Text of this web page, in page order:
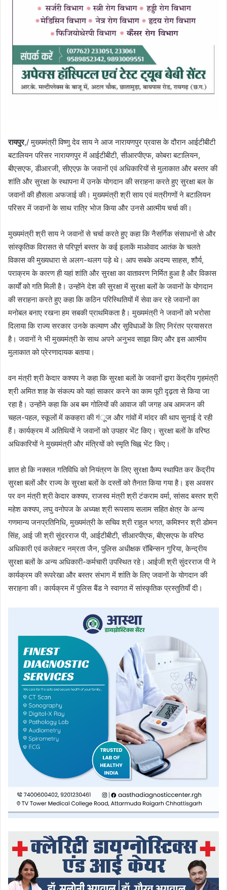
रायपुर,/ मुख्यमंत्री विष्णु देव साय ने आज नारायणपुर प्रवास के दौरान आईटीबीटी
बटालियन परिसर नारायणपुर में आईटीबीटी, सीआरपीएफ, कोबरा बटालियन,
बीएसएफ, डीआरजी, सीएएफ़ के जवानों एवं अधिकारियों से मुलाकात और बस्तर की
शांति और सुरक्षा के स्थापना में उनके योगदान की सराहना करते हुए सुरक्षा बल के
जवानों की हौसला अफजाई की। मुख्यमंत्री श्री साय एवं मत्रीगणों ने बटालियन
परिसर में जवानों के साथ रात्रि भोज किया और उनसे आत्मीय चर्चा की।
मुख्यमंत्री श्री साय ने जवानों से चर्चा करते हुए कहा कि नैसर्गिक संसाधनों से और
सांस्कृतिक विरासत से परिपूर्ण बस्तर के कई इलाकें माओवाद आतंक के चलते
विकास की मुख्यधारा से अलग-थलग पड़े थे। आप सबके अदम्य साहस, शौर्य,
पराक्रम के कारण ही यहां शांति और सुरक्षा का वातावरण निर्मित हुआ है और विकास
कार्यों को गति मिली है। उन्होंने देश की सुरक्षा में सुरक्षा बलों के जवानों के योगदान
की सराहना करते हुए कहा कि कठिन परिस्थितियों में सेवा कर रहे जवानों का
मनोबल बनाए रखना हम सबकी प्राथमिकता है। मुख्यमंत्री ने जवानों को भरोसा
दिलाया कि राज्य सरकार उनके कल्याण और सुविधाओं के लिए निरंतर प्रयासरत
है। जवानों ने भी मुख्यमंत्री के साथ अपने अनुभव साझा किए और इस आत्मीय
मुलाकात को प्रेरणादायक बताया।
वन मंत्री श्री केदार कश्यप ने कहा कि सुरक्षा बलों के जवानों द्वारा केंद्रीय गृहमंत्री
श्री अमित शाह के संकल्प को यहां साकार करने का काम पूरी दृढ़ता से किया जा
रहा है। उन्होंने कहा कि अब बम गोलियों की आवाज की जगह अब आमजन की
चहल-पहल, स्कूलों में ककहरा की गंूज और गांवों में मांदर की थाप सुनाई दे रही
हैं। कार्यक्रम में अतिथियों ने जवानों को उपहार भेंट किए। सुरक्षा बलों के वरिष्ठ
अधिकारियों ने मुख्यमंत्री और मंत्रियों को स्मृति चिह्न भेंट किए।
ज्ञात हो कि नक्सल गतिविधि को नियंत्रण के लिए सुरक्षा कैम्प स्थापित कर केंद्रीय
सुरक्षा बलों और राज्य के सुरक्षा बलों के दस्तों को तैनात किया गया है। इस अवसर
पर वन मंत्री श्री केदार कश्यप, राजस्व मंत्री श्री टंकराम वर्मा, सांसद बस्तर श्री
महेश कश्यप, लघु वनोपज के अध्यक्ष श्री रूपसाय सलाम सहित क्षेत्र के अन्य
गणमान्य जनप्रतिनिधि, मुख्यमंत्री के सचिव श्री राहुल भगत, कमिश्नर श्री डोमन
सिंह, आई जी श्री सुंदरराज पी, आईटीबीटी, सीआरपीएफ, बीएसएफ के वरिष्ठ
अधिकारी एवं कलेक्टर नम्रता जैन, पुलिस अधीक्षक रॉबिन्सन गुरिया, केन्द्रीय
सुरक्षा बलों के अन्य अधिकारी-कर्मचारी उपस्थित रहे। आईजी श्री सुंदरराज पी ने
कार्यक्रम की रूपरेखा और बस्तर संभाग में शांति के लिए जवानों के योगदान की
सराहना की। कार्यक्रम में पुलिस बैंड ने स्वागत में सांस्कृतिक प्रस्तुतियाँ दी।